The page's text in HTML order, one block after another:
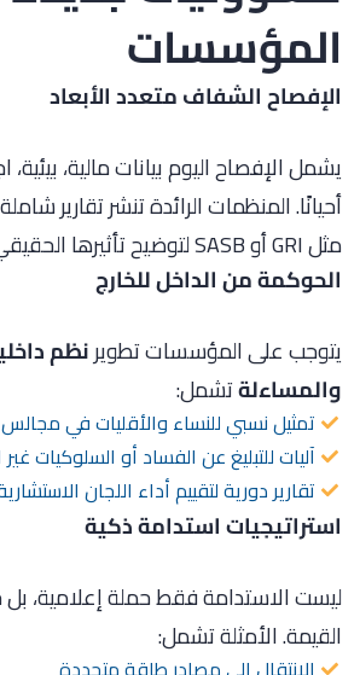
المؤسسات
الإفصاح الشفاف متعدد الأبعاد
يشمل الإفصاح اليوم بيانات مالية،
أحيانًا. المنظمات الرائدة تنشر تقارير
مثل GRI أو SASB لتوضيح تأثيرها الحقيقي.
الحوكمة من الداخل للخارج
يتوجب على المؤسسات تطويرنظم
والمساءلةتشمل:
تمثيل نسبي للنساء والأقليات في مجالس
آليات للتبليغ عن الفساد أو السلوكيات غير
تقارير دورية لتقييم أداء اللجان
استراتيجيات استدامة ذكية
ليست الاستدامة فقط حملة إعلامية،
القيمة. الأمثلة تشمل: